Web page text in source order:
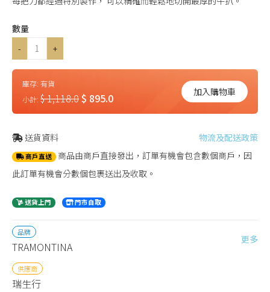
數量
-
+
庫存: 有貨
小計: $ 1,118.0$ 895.0 加入購物車
送貨資料 物流及配送政策
商戶直送 商品由商戶直接發出，訂單有機會包含數個商戶，因
此訂單有機會分數個包裹送出及收取。
送貨上門 門市自取
品牌
TRAMONTINA
更多
供應商
瑞生行